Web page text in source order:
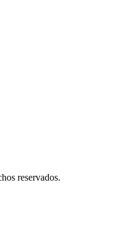
reservados.